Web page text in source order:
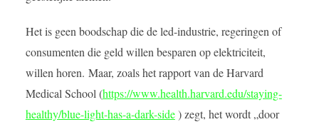
Het is geen boodschap die de led-industrie, regeringen of
consumenten die geld willen besparen op elektriciteit,
willen horen. Maar, zoals het rapport van de Harvard
Medical School (https://www.health.harvard.edu/staying-
healthy/blue-light-has-a-dark-side) zegt, het wordt „door